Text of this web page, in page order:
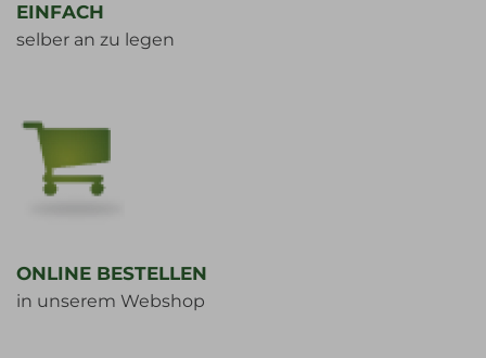
EINFACH
selber an zu legen
ONLINE BESTELLEN
in unserem Webshop